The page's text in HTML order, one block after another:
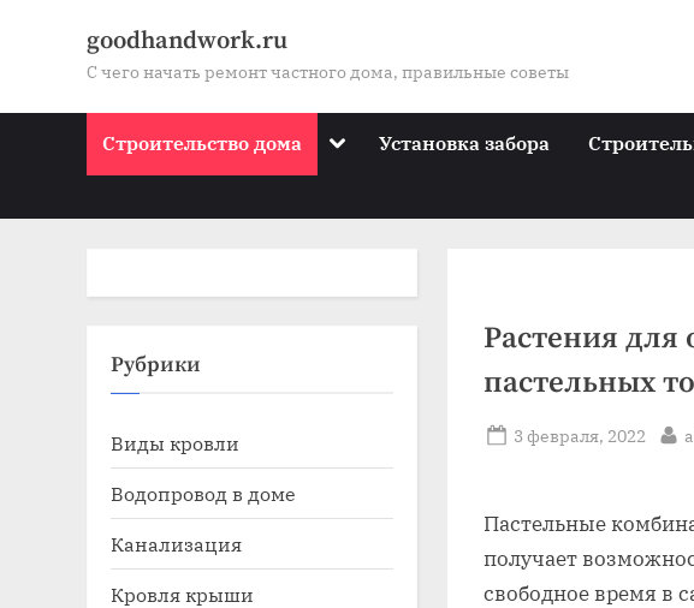
goodhandwork.ru
С чего начать ремонт частного дома, правильные советы
Строительство дома Toggle
menu
Установка забора
Растения для
пастельных
Posted
3 февраля, 2022
Пастельные
получает
свободное время в
Рубрики
Виды кровли
Водопровод в доме
Канализация
Кровля крыши